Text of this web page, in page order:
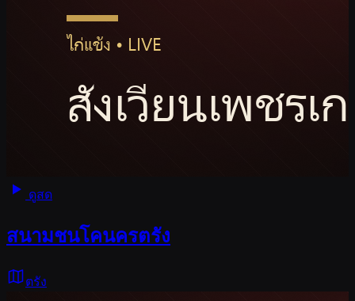
ดูสด
สนามชนโคนครตรัง
ตรัง